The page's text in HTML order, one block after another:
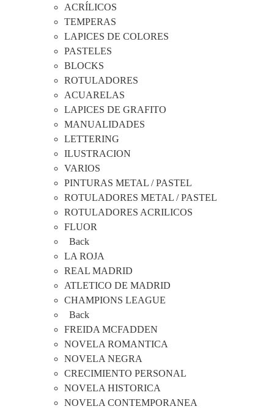
ACRÍLICOS
TEMPERAS
LAPICES DE COLORES
PASTELES
BLOCKS
ROTULADORES
ACUARELAS
LAPICES DE GRAFITO
MANUALIDADES
LETTERING
ILUSTRACION
VARIOS
PINTURAS METAL / PASTEL
ROTULADORES METAL / PASTEL
ROTULADORES ACRILICOS
FLUOR
Back
LA ROJA
REAL MADRID
ATLETICO DE MADRID
CHAMPIONS LEAGUE
Back
FREIDA MCFADDEN
NOVELA ROMANTICA
NOVELA NEGRA
CRECIMIENTO PERSONAL
NOVELA HISTORICA
NOVELA CONTEMPORANEA